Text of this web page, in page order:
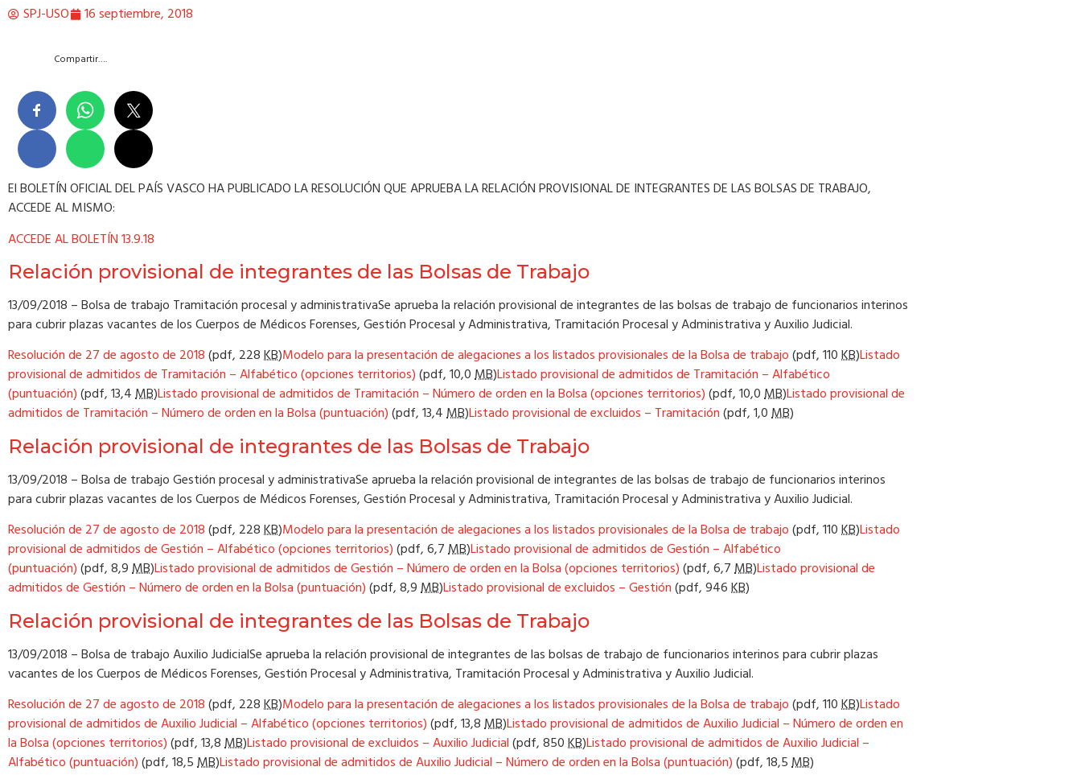
SPJ-USO 16 septiembre, 2018
Compartir….
El BOLETÍN OFICIAL DEL PAÍS VASCO HA PUBLICADO LA RESOLUCIÓN QUE APRUEBA LA RELACIÓN PROVISIONAL DE INTEGRANTES DE LAS BOLSAS DE TRABAJO,
ACCEDE AL MISMO:
ACCEDE AL BOLETÍN 13.9.18
Relación provisional de integrantes de las Bolsas de Trabajo
13/09/2018 – Bolsa de trabajo Tramitación procesal y administrativaSe aprueba la relación provisional de integrantes de las bolsas de trabajo de funcionarios interinos
para cubrir plazas vacantes de los Cuerpos de Médicos Forenses, Gestión Procesal y Administrativa, Tramitación Procesal y Administrativa y Auxilio Judicial.
Resolución de 27 de agosto de 2018(pdf, 228KB)Modelo para la presentación de alegaciones a los listados provisionales de la Bolsa de trabajo(pdf,110KB)Listado
provisional de admitidos de Tramitación – Alfabético (opciones territorios)(pdf,10,0MB)Listado provisional de admitidos de Tramitación – Alfabético
(puntuación)(pdf,13,4MB)Listado provisional de admitidos de Tramitación – Número de orden en la Bolsa (opciones territorios)(pdf,10,0MB)Listado provisional de
admitidos de Tramitación – Número de orden en la Bolsa (puntuación)(pdf,13,4MB)Listado provisional de excluidos – Tramitación(pdf,1,0MB)
Relación provisional de integrantes de las Bolsas de Trabajo
13/09/2018 – Bolsa de trabajo Gestión procesal y administrativaSe aprueba la relación provisional de integrantes de las bolsas de trabajo de funcionarios interinos
para cubrir plazas vacantes de los Cuerpos de Médicos Forenses, Gestión Procesal y Administrativa, Tramitación Procesal y Administrativa y Auxilio Judicial.
Resolución de 27 de agosto de 2018(pdf, 228KB)Modelo para la presentación de alegaciones a los listados provisionales de la Bolsa de trabajo(pdf,110KB)Listado
provisional de admitidos de Gestión – Alfabético (opciones territorios)(pdf,6,7MB)Listado provisional de admitidos de Gestión – Alfabético
(puntuación)(pdf,8,9MB)Listado provisional de admitidos de Gestión – Número de orden en la Bolsa (opciones territorios)(pdf,6,7MB)Listado provisional de
admitidos de Gestión – Número de orden en la Bolsa (puntuación)(pdf,8,9MB)Listado provisional de excluidos – Gestión(pdf,946KB)
Relación provisional de integrantes de las Bolsas de Trabajo
13/09/2018 – Bolsa de trabajo Auxilio JudicialSe aprueba la relación provisional de integrantes de las bolsas de trabajo de funcionarios interinos para cubrir plazas
vacantes de los Cuerpos de Médicos Forenses, Gestión Procesal y Administrativa, Tramitación Procesal y Administrativa y Auxilio Judicial.
Resolución de 27 de agosto de 2018(pdf, 228KB)Modelo para la presentación de alegaciones a los listados provisionales de la Bolsa de trabajo(pdf,110KB)Listado
provisional de admitidos de Auxilio Judicial – Alfabético (opciones territorios)(pdf,13,8MB)Listado provisional de admitidos de Auxilio Judicial – Número de orden en
la Bolsa (opciones territorios)(pdf,13,8MB)Listado provisional de excluidos – Auxilio Judicial(pdf,850KB)Listado provisional de admitidos de Auxilio Judicial –
Alfabético (puntuación)(pdf,18,5MB)Listado provisional de admitidos de Auxilio Judicial – Número de orden en la Bolsa (puntuación)(pdf,18,5MB)